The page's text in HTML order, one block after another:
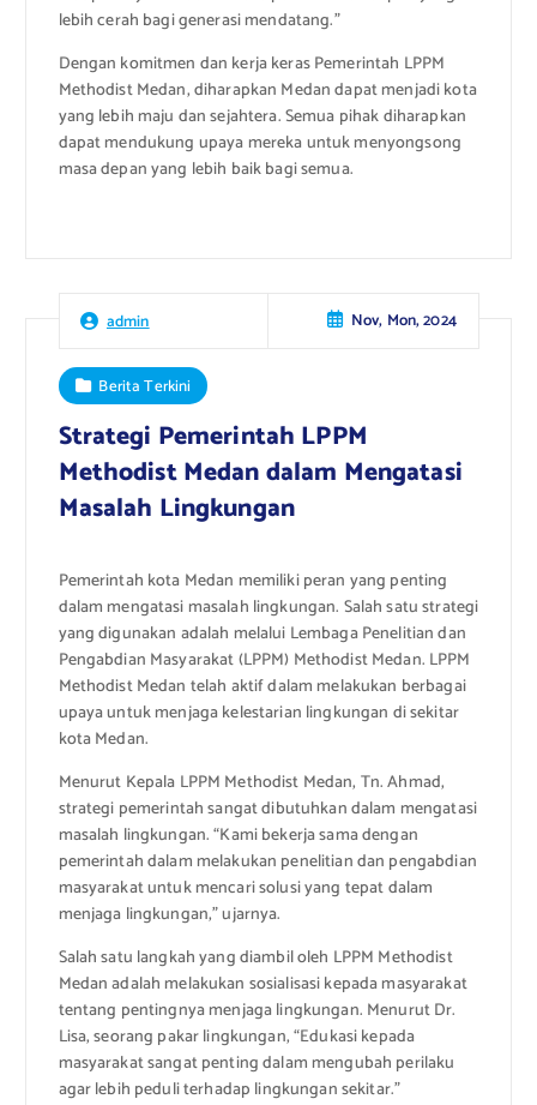
lebih cerah bagi generasi mendatang.”
Dengan komitmen dan kerja keras Pemerintah LPPM
Methodist Medan, diharapkan Medan dapat menjadi kota
yang lebih maju dan sejahtera. Semua pihak diharapkan
dapat mendukung upaya mereka untuk menyongsong
masa depan yang lebih baik bagi semua.
admin Nov, Mon, 2024
Berita Terkini
Strategi Pemerintah LPPM
Methodist Medan dalam Mengatasi
Masalah Lingkungan
Pemerintah kota Medan memiliki peran yang penting
dalam mengatasi masalah lingkungan. Salah satu strategi
yang digunakan adalah melalui Lembaga Penelitian dan
Pengabdian Masyarakat (LPPM) Methodist Medan. LPPM
Methodist Medan telah aktif dalam melakukan berbagai
upaya untuk menjaga kelestarian lingkungan di sekitar
kota Medan.
Menurut Kepala LPPM Methodist Medan, Tn. Ahmad,
strategi pemerintah sangat dibutuhkan dalam mengatasi
masalah lingkungan. “Kami bekerja sama dengan
pemerintah dalam melakukan penelitian dan pengabdian
masyarakat untuk mencari solusi yang tepat dalam
menjaga lingkungan,” ujarnya.
Salah satu langkah yang diambil oleh LPPM Methodist
Medan adalah melakukan sosialisasi kepada masyarakat
tentang pentingnya menjaga lingkungan. Menurut Dr.
Lisa, seorang pakar lingkungan, “Edukasi kepada
masyarakat sangat penting dalam mengubah perilaku
agar lebih peduli terhadap lingkungan sekitar.”